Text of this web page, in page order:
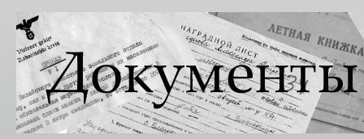
Документы
XX века
Всемирная
история в
Интернете